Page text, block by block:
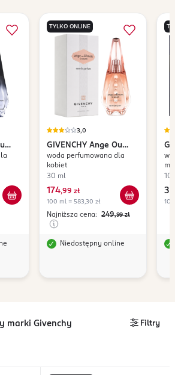
TYLKO ONLINE
3,0
GIVENCHY Ange Ou
Demon Le Secret
woda perfumowana dla
kobiet
30 ml
174,99 zł
100 ml = 583,30 zł
Najniższa cena: 249,99 zł
Niedostępny online
marki Givenchy Filtry